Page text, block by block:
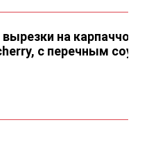
на карпаччо из
с перечным